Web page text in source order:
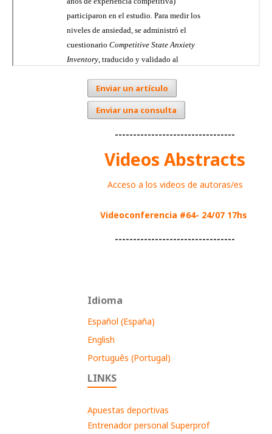
Enviar un artículo
Enviar una consulta
---------------------------------
Videos Abstracts
Acceso a los videos de autoras/es
Videoconferencia #64- 24/07 17hs
---------------------------------
Idioma
Español (España)
English
Português (Portugal)
LINKS
Apuestas deportivas
Entrenador personal Superprof